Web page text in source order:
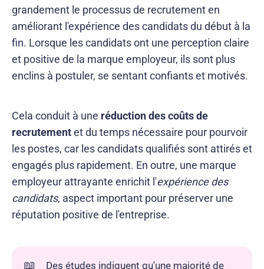
grandement le processus de recrutement en
améliorant l'expérience des candidats du début à la
fin. Lorsque les candidats ont une perception claire
et positive de la marque employeur, ils sont plus
enclins à postuler, se sentant confiants et motivés.
Cela conduit à une réduction des coûts de
recrutementet du temps nécessaire pour pourvoir
les postes, car les candidats qualifiés sont attirés et
engagés plus rapidement. En outre, une marque
employeur attrayante enrichit l'expérience des
candidats, aspect important pour préserver une
réputation positive de l'entreprise.
📖
Des études indiquent qu'une majorité de